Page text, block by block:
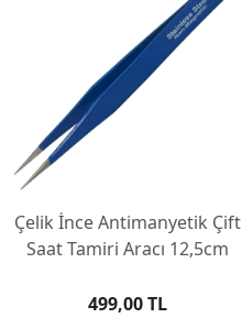
Çelik İnce Antimanyetik Çift
Saat Tamiri Aracı 12,5cm
499,00 TL